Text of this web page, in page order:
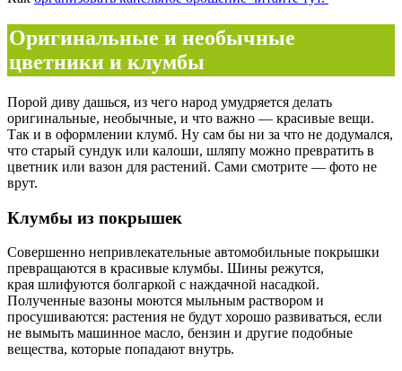
Оригинальные и необычные
цветники и клумбы
Порой диву дашься, из чего народ умудряется делать
оригинальные, необычные, и что важно — красивые вещи.
Так и в оформлении клумб. Ну сам бы ни за что не додумался,
что старый сундук или калоши, шляпу можно превратить в
цветник или вазон для растений. Сами смотрите — фото не
врут.
Клумбы из покрышек
Совершенно непривлекательные автомобильные покрышки
превращаются в красивые клумбы. Шины режутся,
края шлифуются болгаркой с наждачной насадкой.
Полученные вазоны моются мыльным раствором и
просушиваются: растения не будут хорошо развиваться, если
не вымыть машинное масло, бензин и другие подобные
вещества, которые попадают внутрь.